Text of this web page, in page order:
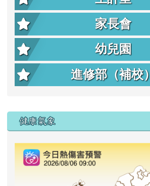
家長會
幼兒園
進修部（補校）
右邊區域內容
健康氣象